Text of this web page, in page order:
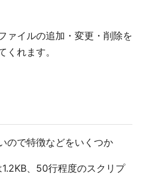
ァイルの追加・変更・削除を
れます。
ので特徴などをいくつか
、50行程度のスクリプ